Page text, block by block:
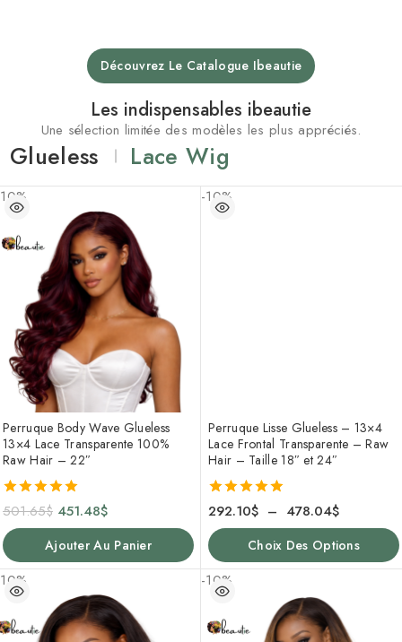
Découvrez Le Catalogue Ibeautie
Les indispensables ibeautie
Une sélection limitée des modèles les plus appréciés.
Glueless Lace Wig
Perruque Body Wave Glueless
13×4 Lace Transparente 100%
Raw Hair – 22″
5.00
501.65$ 451.48$
Ajouter Au Panier
-10%
Perruque Lisse Glueless – 13×4
Lace Frontal Transparente – Raw
Hair – Taille 18″ et 24″
5.00
292.10$ – 478.04$
Choix Des Options
-10%